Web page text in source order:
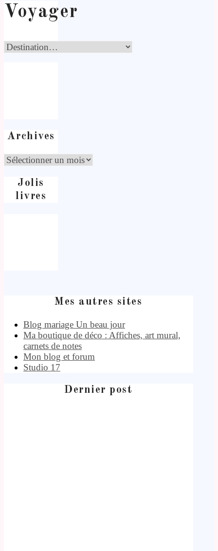
Voyager
Archives
Jolis
livres
Mes autres sites
Blog mariage Un beau jour
Ma boutique de déco : Affiches, art mural,
carnets de notes
Mon blog et forum
Studio 17
Dernier post